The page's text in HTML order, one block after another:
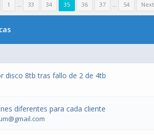
1 … 33 34 35 36 37 … 54
disco 8tb tras fallo de 2 de 4tb
diferentes para cada cliente